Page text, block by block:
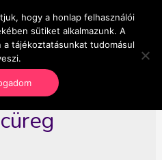
Main
hogy a honlap felhasználói
sütiket alkalmazunk. A
a tájékoztatásunkat tudomásul